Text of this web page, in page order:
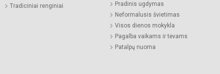
Tradiciniai renginiai
Pradinis ugdymas
Neformalusis švietimas
Visos dienos mokykla
Pagalba vaikams ir tėvams
Patalpų nuoma